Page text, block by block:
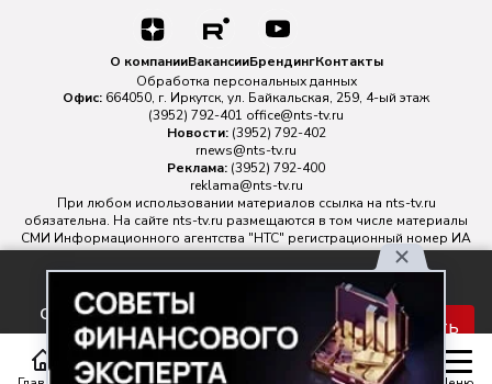
соглашаетесь с правилами
обработки персональных
данных.
Принять
О компанииВакансииБрендингКонтакты
Обработка персональных данных
Офис: 664050, г. Иркутск, ул. Байкальская, 259, 4-ый этаж
(3952) 792-401 office@nts-tv.ru
Новости: (3952) 792-402
rnews@nts-tv.ru
Реклама: (3952) 792-400
reklama@nts-tv.ru
При любом использовании материалов ссылка на nts-tv.ru
обязательна. На сайте nts-tv.ru размещаются в том числе материалы
СМИ Информационного агентства "НТС" регистрационный номер ИА
№ ФС 77 - 88763 зарегистрировано Федеральной службой по
надзору в сфере связи, информационных технологий и массовых
Главный редактор ИА "НТС" Иштулкин Евгений Александрович
16+